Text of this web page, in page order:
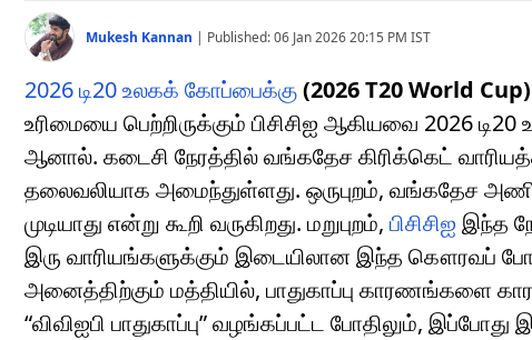
Mukesh Kannan | Published:06 Jan 2026 20:15 PM IST
2026 டி20 உலகக் கோப்பைக்கு(2026 T20 World Cup)
உரிமையை பெற்றிருக்கும் பிசிசிஐ ஆகியவை 2026
ஆனால். கடைசி நேரத்தில் வங்கதேச கிரிக்கெட்
தலைவலியாக அமைந்துள்ளது. ஒருபுறம், வங்கதேச
முடியாது என்று கூறி வருகிறது. மறுபுறம், பிசிசிஐ இந்த
இரு வாரியங்களுக்கும் இடையிலான இந்த கௌரவப்
அனைத்திற்கும் மத்தியில், பாதுகாப்பு காரணங்களை
“விவிஐபி பாதுகாப்பு” வழங்கப்பட்ட போதிலும்,